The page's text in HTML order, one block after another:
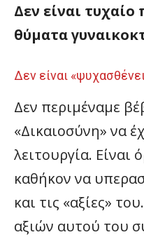
Δεν είναι
θύματα
Δεν είναι
Δεν περιμέναμε
«Δικαιοσύνη» να
λειτουργία.
καθήκον να
και τις «αξίες»
αξιών αυτού του